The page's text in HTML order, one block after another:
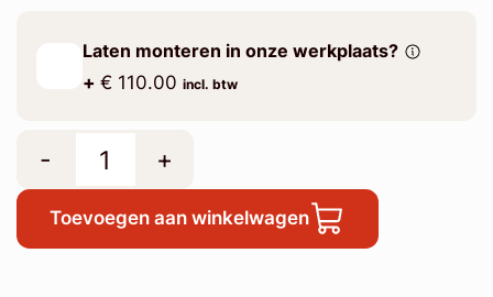
Laten monteren in onze werkplaats?
+ € 110.00 incl. btw
- +
Toevoegen aan winkelwagen